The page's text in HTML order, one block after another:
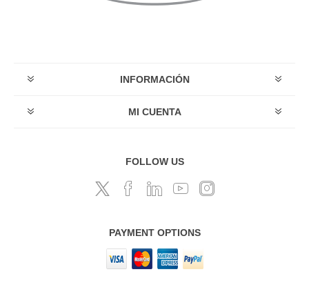
INFORMACIÓN
MI CUENTA
FOLLOW US
PAYMENT OPTIONS